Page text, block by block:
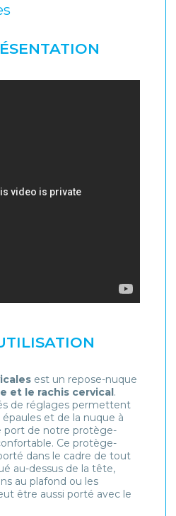
est un repose-nuque
et le rachis cervical .
de réglages permettent
épaules et de la nuque à
port de notre protège-
Ce protège-
dans le cadre de tout
au-dessus de la tête,
au plafond ou les
être aussi porté avec le